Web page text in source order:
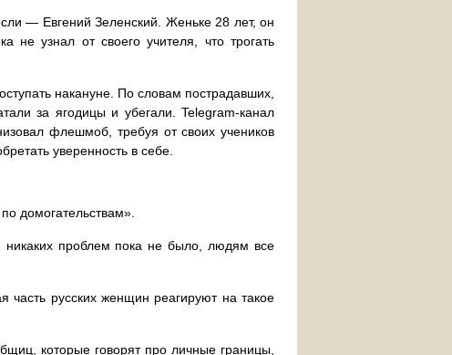
— Евгений Зеленский. Женьке 28 лет, он
не узнал от своего учителя, что трогать
накануне. По словам пострадавших,
за ягодицы и убегали. Telegram-канал
флешмоб, требуя от своих учеников
уверенность в себе.
домогательствам».
проблем пока не было, людям все
русских женщин реагируют на такое
которые говорят про личные границы,